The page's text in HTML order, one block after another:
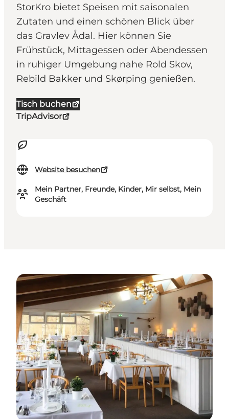
StorKro bietet Speisen mit saisonalen
Zutaten und einen schönen Blick über
das Gravlev Ådal. Hier können Sie
Frühstück, Mittagessen oder Abendessen
in ruhiger Umgebung nahe Rold Skov,
Rebild Bakker und Skørping genießen.
Tisch buchen
TripAdvisor
Website besuchen
Mein Partner, Freunde, Kinder, Mir selbst, Mein
Geschäft